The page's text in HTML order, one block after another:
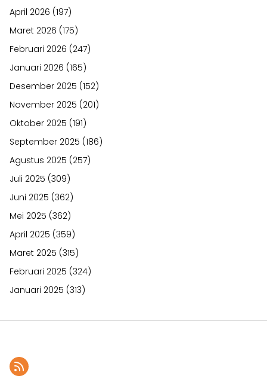
April 2026 (197)
Maret 2026 (175)
Februari 2026 (247)
Januari 2026 (165)
Desember 2025 (152)
November 2025 (201)
Oktober 2025 (191)
September 2025 (186)
Agustus 2025 (257)
Juli 2025 (309)
Juni 2025 (362)
Mei 2025 (362)
April 2025 (359)
Maret 2025 (315)
Februari 2025 (324)
Januari 2025 (313)